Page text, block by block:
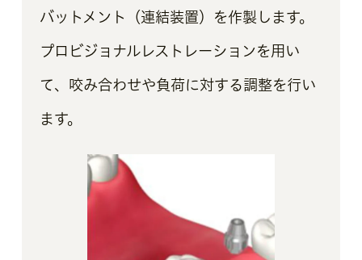
バットメント（連結装置）を作製します。
プロビジョナルレストレーションを用い
て、咬み合わせや負荷に対する調整を行い
ます。